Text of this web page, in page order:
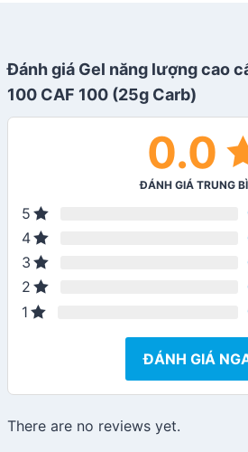
Đánh giá Gel năng lượng cao
100 CAF 100 (25g Carb)
0.0
ĐÁNH GIÁ TRUNG
5
4
3
2
1
ĐÁNH GIÁ
There are no reviews yet.